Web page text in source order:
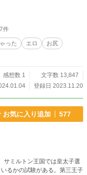
能だった。 それに出そうに
ためそれも難しかった。
せん。また人物はアルファ
ようにしています。お好き
かったのですが想像以上に
した。
件
った エロ
お尻
感想数 1
文字数 13,847
登録日 2023.11.20
お気に入り追加 577
ミルトン王国では皇太子選
るかの試験がある。第三王子